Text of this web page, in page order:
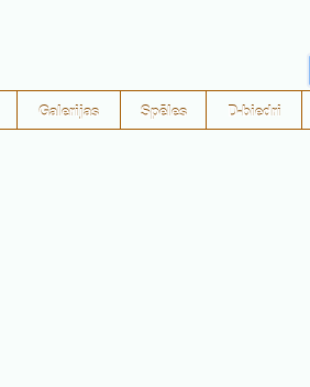
Galerijas Spēles D-biedri